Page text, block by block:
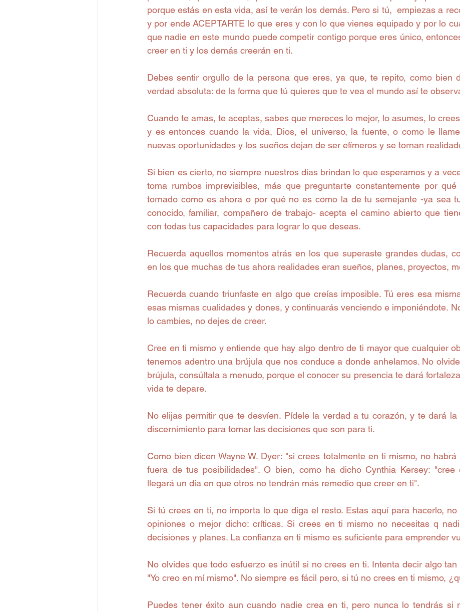
porque estás en esta vida, así te verán los demás. Pero si tú,  empiezas a
y por ende ACEPTARTE lo que eres y con lo que vienes equipado y por lo
que nadie en este mundo puede competir contigo porque eres único,
creer en ti y los demás creerán en ti.
Debes sentir orgullo de la persona que eres, ya que, te repito, como bien
verdad absoluta: de la forma que tú quieres que te vea el mundo así te
Cuando te amas, te aceptas, sabes que mereces lo mejor, lo asumes, lo
y es entonces cuando la vida, Dios, el universo, la fuente, o como le
nuevas oportunidades y los sueños dejan de ser efímeros y se tornan
Si bien es cierto, no siempre nuestros días brindan lo que esperamos y a
toma rumbos imprevisibles, más que preguntarte constantemente por
tornado como es ahora o por qué no es como la de tu semejante -ya sea
conocido, familiar, compañero de trabajo- acepta el camino abierto que
con todas tus capacidades para lograr lo que deseas.
Recuerda aquellos momentos atrás en los que superaste grandes dudas,
en los que muchas de tus ahora realidades eran sueños, planes, proyectos,
Recuerda cuando triunfaste en algo que creías imposible. Tú eres esa
esas mismas cualidades y dones, y continuarás venciendo e imponiéndote.
lo cambies, no dejes de creer.
Cree en ti mismo y entiende que hay algo dentro de ti mayor que cualquier
tenemos adentro una brújula que nos conduce a donde anhelamos. No
brújula, consúltala a menudo, porque el conocer su presencia te dará
vida te depare.
No elijas permitir que te desvíen. Pídele la verdad a tu corazón, y te dará la
discernimiento para tomar las decisiones que son para ti.
Como bien dicen Wayne W. Dyer: "si crees totalmente en ti mismo, no
fuera de tus posibilidades". O bien, como ha dicho Cynthia Kersey:
llegará un día en que otros no tendrán más remedio que creer en ti".
Si tú crees en ti, no importa lo que diga el resto. Estas aquí para hacerlo, no
opiniones o mejor dicho: críticas. Si crees en ti mismo no necesitas q
decisiones y planes. La confianza en ti mismo es suficiente para emprender
No olvides que todo esfuerzo es inútil si no crees en ti. Intenta decir algo tan
"Yo creo en mí mismo". No siempre es fácil pero, si tú no crees en ti mismo,
Puedes tener éxito aun cuando nadie crea en ti, pero nunca lo tendrás si